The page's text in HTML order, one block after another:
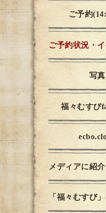
ご予約
ご予約状況・
写真
福々むすび
メディアに紹
「福々むすび